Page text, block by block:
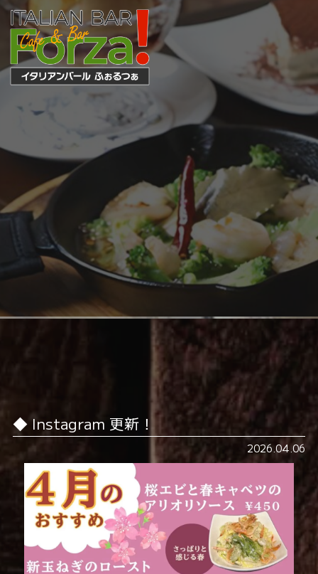
Instagram 更新！
2026.04.06